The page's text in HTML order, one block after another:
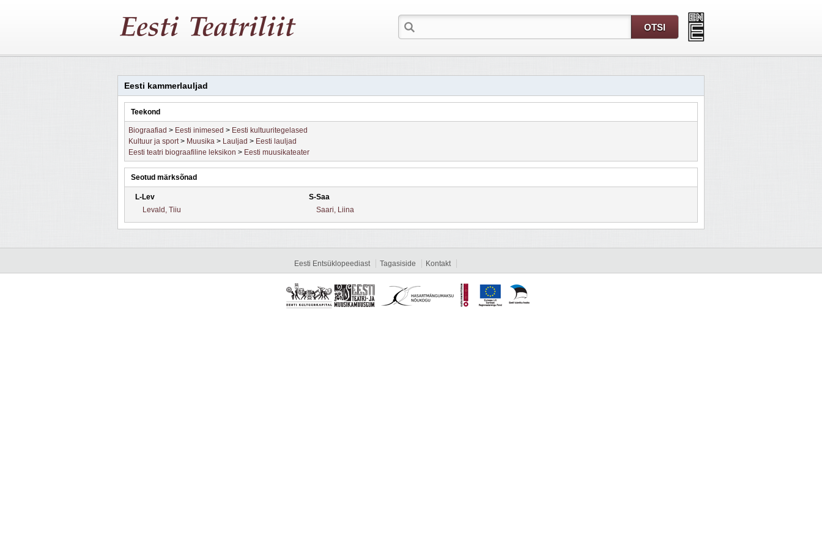
Eesti kammerlauljad
Teekond
Biograafiad > Eesti inimesed > Eesti kultuuritegelased
Kultuur ja sport> Muusika > Lauljad > Eesti lauljad
Eesti teatri biograafiline leksikon > Eesti muusikateater
Seotud märksõnad
L-Lev
Levald, Tiiu
S-Saa
Saari, Liina
Eesti Entsüklopeediast Tagasiside Kontakt